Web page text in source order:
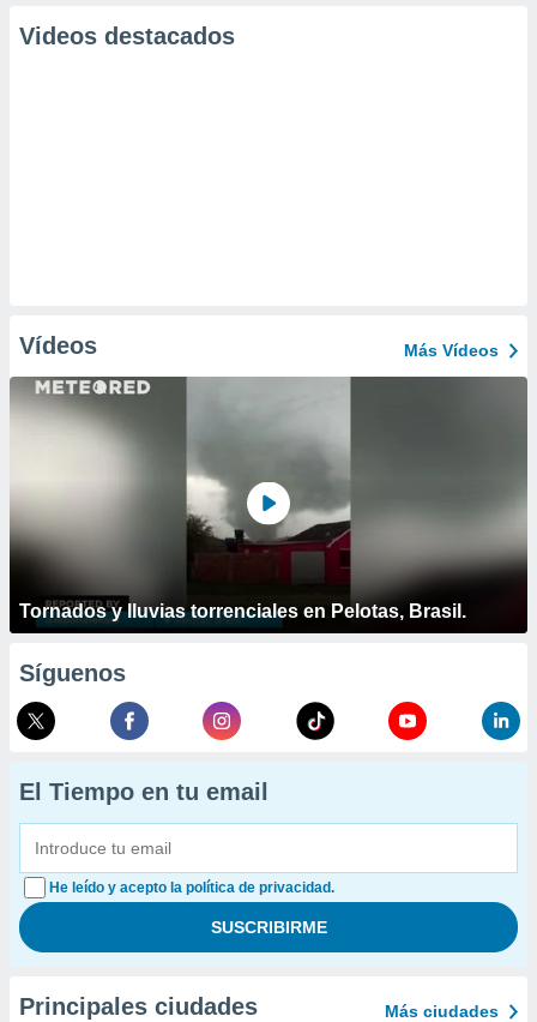
Videos destacados
Vídeos Más Vídeos
Tornados y lluvias torrenciales en Pelotas, Brasil.
Síguenos
El Tiempo en tu email
He leído y acepto la política de privacidad.
Principales ciudades Más ciudades